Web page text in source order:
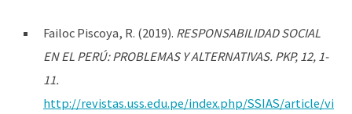
Failoc Piscoya, R. (2019). RESPONSABILIDAD SOCIAL
EN EL PERÚ: PROBLEMAS Y ALTERNATIVAS. PKP, 12, 1-
11.
http://revistas.uss.edu.pe/index.php/SSIAS/article/vi